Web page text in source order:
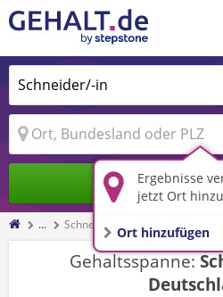
Ergebnisse
jetzt Ort
Ort hinzufügen
Jobs finden
... Schneider/-in
Gehaltsspanne: